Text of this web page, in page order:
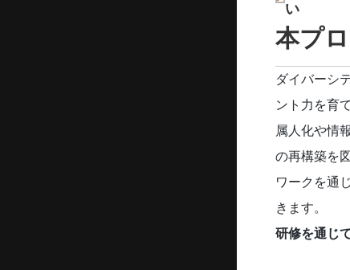
い
本プ
ダイバーシ
ント力を育
属人化や情
の再構築を
ワークを通
きます。
研修を通じ